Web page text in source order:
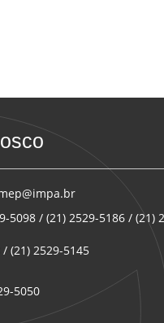
5098 / (21) 2529-5186 / (21)
(21) 2529-5145
5050